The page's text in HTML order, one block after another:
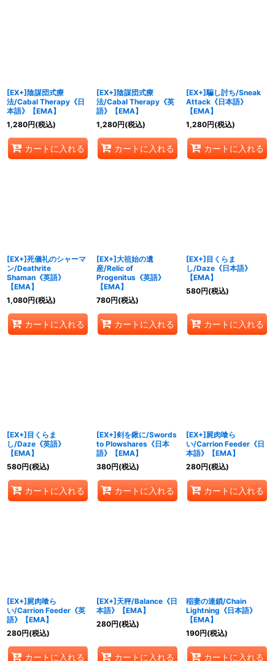
[EX+]陰謀団式療
法/Cabal Therapy《日
本語》【EMA】
1,280円(税込)
カートに入れる
[EX+]陰謀団式療
法/Cabal Therapy《英
語》【EMA】
1,280円(税込)
カートに入れる
[EX+]騙し討ち/Sneak
Attack《日本語》
【EMA】
1,280円(税込)
カートに入れる
[EX+]死儀礼のシャーマ
ン/Deathrite
Shaman《英語》
【EMA】
1,080円(税込)
カートに入れる
[EX+]大祖始の遺
産/Relic of
Progenitus《英語》
【EMA】
780円(税込)
カートに入れる
[EX+]目くらま
し/Daze《日本語》
【EMA】
580円(税込)
カートに入れる
[EX+]目くらま
し/Daze《英語》
【EMA】
580円(税込)
カートに入れる
[EX+]剣を鍬に/Swords
to Plowshares《日本
語》【EMA】
380円(税込)
カートに入れる
[EX+]屍肉喰ら
い/Carrion Feeder《日
本語》【EMA】
280円(税込)
カートに入れる
[EX+]屍肉喰ら
い/Carrion Feeder《英
語》【EMA】
280円(税込)
カートに入れる
[EX+]天秤/Balance《日
本語》【EMA】
280円(税込)
カートに入れる
稲妻の連鎖/Chain
Lightning《日本語》
【EMA】
190円(税込)
カートに入れる